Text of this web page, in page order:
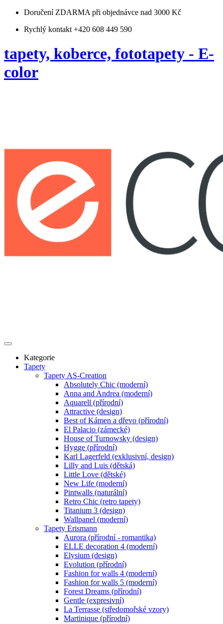
Doručení ZDARMA při objednávce nad 3000 Kč
Rychlý kontakt +420 608 449 590
tapety, koberce, fototapety - E-
color
Kategorie
Tapety
Tapety AS-Creation
Absolutely Chic (moderní)
Anna and Andrea (moderní)
Aquarell (přírodní)
Attractive (design)
Best of Kámen a dřevo (přírodní)
El Palacio (zámecké)
House of Turnowsky (design)
Hygge (přírodní)
Karl Lagerfeld (exklusivní, design)
Lilly and Luis (dětská)
Little Love (dětské)
New Life (moderní)
Pintwalls (naturální)
Retro Chic (retro tapety)
Titanium 3 (design)
Wallpanel (moderní)
Tapety Erismann
Aurora (přírodní - romantika)
ELLE decoration 4 (moderní)
Elysium (design)
Evolution (přírodní)
Fashion for walls 4 (moderní)
Fashion for walls 5 (moderní)
Forest Dreams (přírodní)
Gentle (expresivní)
La Terrasse (středomořské vzory)
Martinique (přírodní)